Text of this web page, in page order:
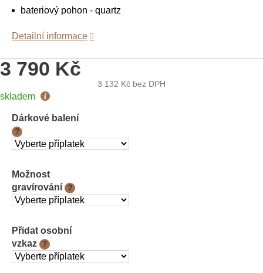
3 790 Kč
3 132 Kč bez DPH
Měrná
skladem
Dárkové balení
?
Možnost
gravírování
?
Přidat osobní
vzkaz
?
bateriový pohon - quartz
Detailní informace